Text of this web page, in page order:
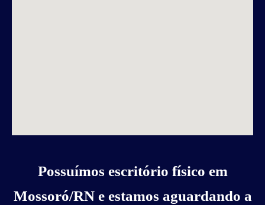
Possuímos escritório físico em
Mossoró/RN e estamos aguardando a